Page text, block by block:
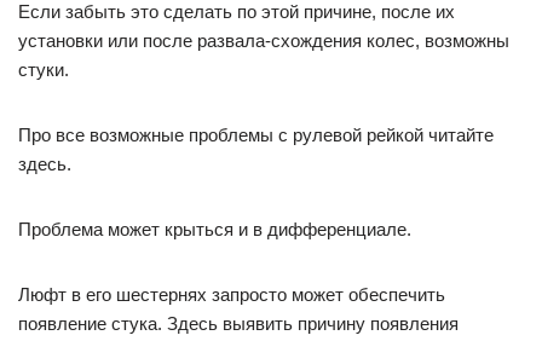
Если забыть это сделать по этой причине, после их
установки или после развала-схождения колес, возможны
стуки.
Про все возможные проблемы с рулевой рейкой читайте
здесь.
Проблема может крыться и в дифференциале.
Люфт в его шестернях запросто может обеспечить
появление стука. Здесь выявить причину появления